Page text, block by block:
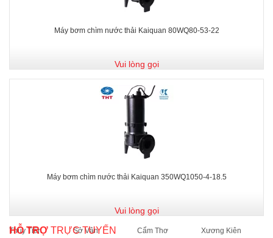
Máy bơm chìm nước thải Kaiquan 80WQ80-53-22
Vui lòng gọi
Máy bơm chìm nước thải Kaiquan 350WQ1050-4-18.5
Vui lòng gọi
HỖ TRỢ TRỰC TUYẾN
Thủy Tiên
Sở Vân
Cẩm Thơ
Xương Kiên